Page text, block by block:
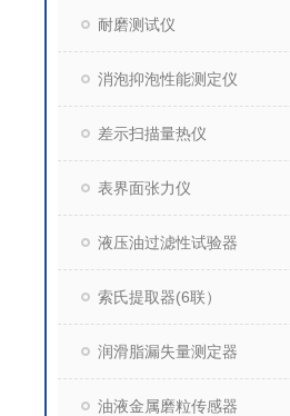
耐磨测试仪
消泡抑泡性能测定仪
差示扫描量热仪
表界面张力仪
液压油过滤性试验器
索氏提取器(6联）
润滑脂漏失量测定器
油液金属磨粒传感器